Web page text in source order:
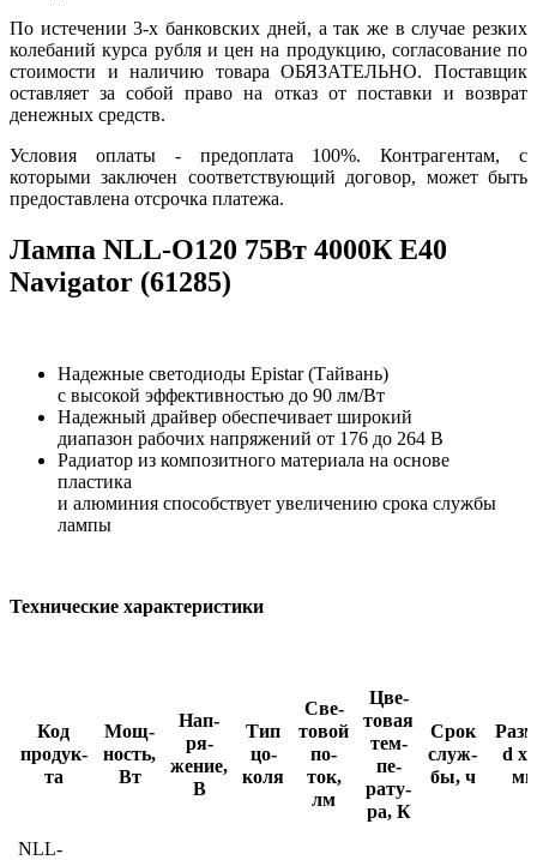
По истечении 3-х банковских дней, а так же в случае резких
колебаний курса рубля и цен на продукцию, согласование по
стоимости и наличию товара ОБЯЗАТЕЛЬНО. Поставщик
оставляет за собой право на отказ от поставки и возврат
денежных средств.
Условия оплаты - предоплата 100%. Контрагентам, с
которыми заключен соответствующий договор, может быть
предоставлена отсрочка платежа.
Лампа NLL-O120 75Вт 4000К Е40
Navigator (61285)
Надежные светодиоды Epistar (Тайвань)
с высокой эффективностью до 90 лм/Вт
Надежный драйвер обеспечивает широкий
диапазон рабочих напряжений от 176 до 264 В
Радиатор из композитного материала на основе
пластика
и алюминия способствует увеличению срока службы
лампы
Технические характеристики
Код
про­дук­
та
Мощ­
ность,
Вт
Нап­
ря­
жение,
В
Тип
цо­
коля
Све­
товой
по­
ток,
лм
Цве­
товая
тем­
пе­
рату­
ра, К
Срок
служ­
бы, ч
d х
мм
NLL-